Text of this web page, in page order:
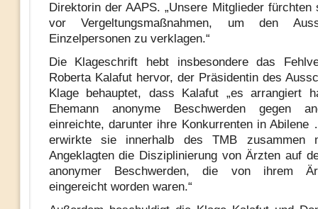
Direktorin der AAPS. „Unsere Mitglieder
vor Vergeltungsmaßnahmen, um den
Einzelpersonen zu verklagen.“
Die Klageschrift hebt insbesondere das
Roberta Kalafut hervor, der Präsidentin des
Klage behauptet, dass Kalafut „es arrangiert
Ehemann anonyme Beschwerden gegen
einreichte, darunter ihre Konkurrenten in Abilene
erwirkte sie innerhalb des TMB zusammen
Angeklagten die Disziplinierung von Ärzten auf
anonymer Beschwerden, die von ihrem
eingereicht worden waren.“